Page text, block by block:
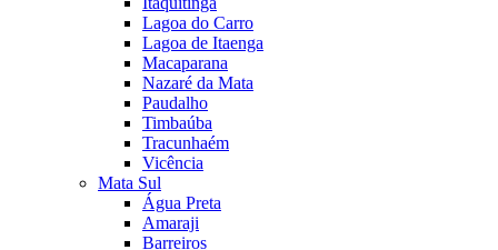
Lagoa do Carro
Lagoa de Itaenga
Macaparana
Nazaré da Mata
Paudalho
Timbaúba
Tracunhaém
Vicência
Mata Sul
Água Preta
Amaraji
Barreiros